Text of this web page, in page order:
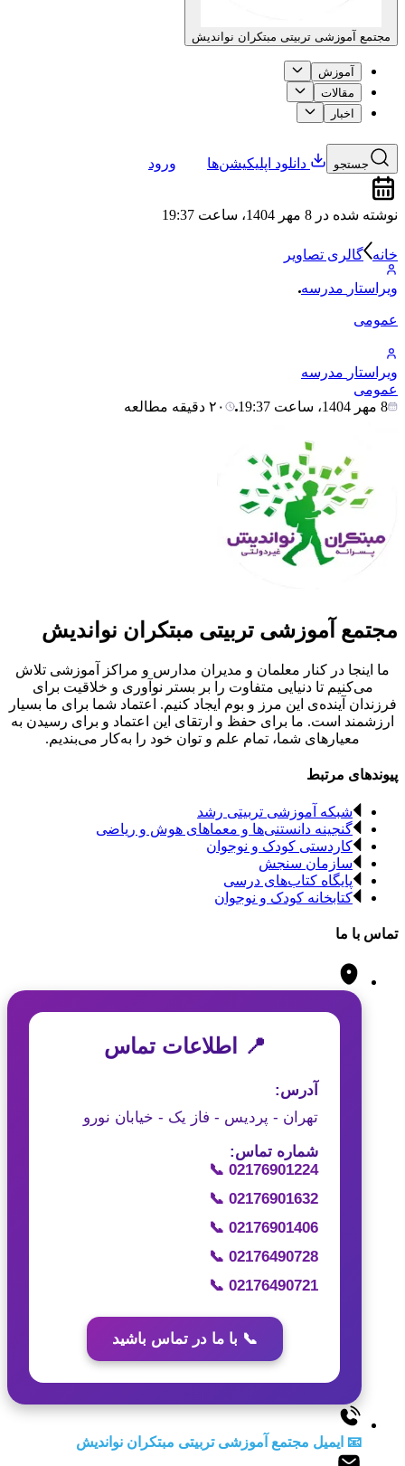
مجتمع آموزشی تربیتی مبتکران نواندیش
آموزش
مقالات
اخبار
جستجو دانلود اپلیکیشن‌ها ورود
نوشته شده در 8 مهر 1404، ساعت 19:37
خانه گالری تصاویر
ویراستار مدرسه
عمومی
ویراستار مدرسه
عمومی
8 مهر 1404، ساعت 19:37
۲۰ دقیقه مطالعه
مجتمع آموزشی تربیتی مبتکران نواندیش
ما اینجا در کنار معلمان و مدیران مدارس و مراکز آموزشی تلاش
می‌کنیم تا دنیایی متفاوت را بر بستر نوآوری و خلاقیت برای
فرزندان آینده‌ی این مرز و بوم ایجاد کنیم. اعتماد شما برای ما بسیار
ارزشمند است. ما برای حفظ و ارتقای این اعتماد و برای رسیدن به
معیارهای شما، تمام علم و توان خود را به‌کار می‌بندیم.
پیوندهای مرتبط
شبکه آموزشی تربیتی رشد
گنجینه دانستنی‌ها و معماهای هوش و ریاضی
کاردستی کودک و نوجوان
سازمان سنجش
پایگاه کتاب‌های درسی
کتابخانه کودک و نوجوان
تماس با ما
📍 اطلاعات تماس
آدرس:
تهران - پردیس - فاز یک - خیابان نورو
شماره تماس:
📞 02176901224
📞 02176901632
📞 02176901406
📞 02176490728
📞 02176490721
📞 با ما در تماس باشید
📧 ایمیل مجتمع آموزشی تربیتی مبتکران نواندیش